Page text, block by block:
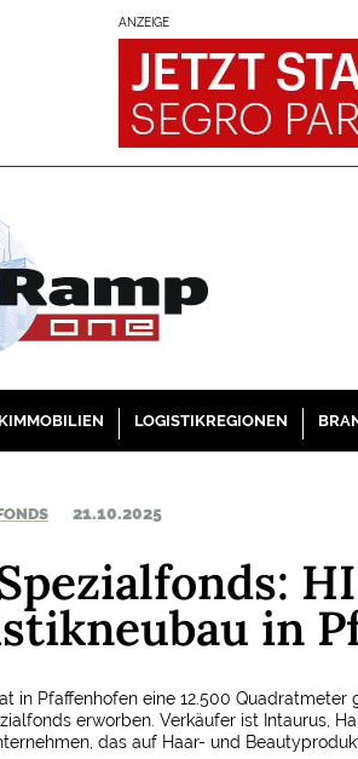
ANZEIGE
LOGISTIKREGIONEN
21.10.2025
in
in Pfaffenhofen eine 12.500
erworben. Verkäufer ist Intaurus,
das auf Haar- und